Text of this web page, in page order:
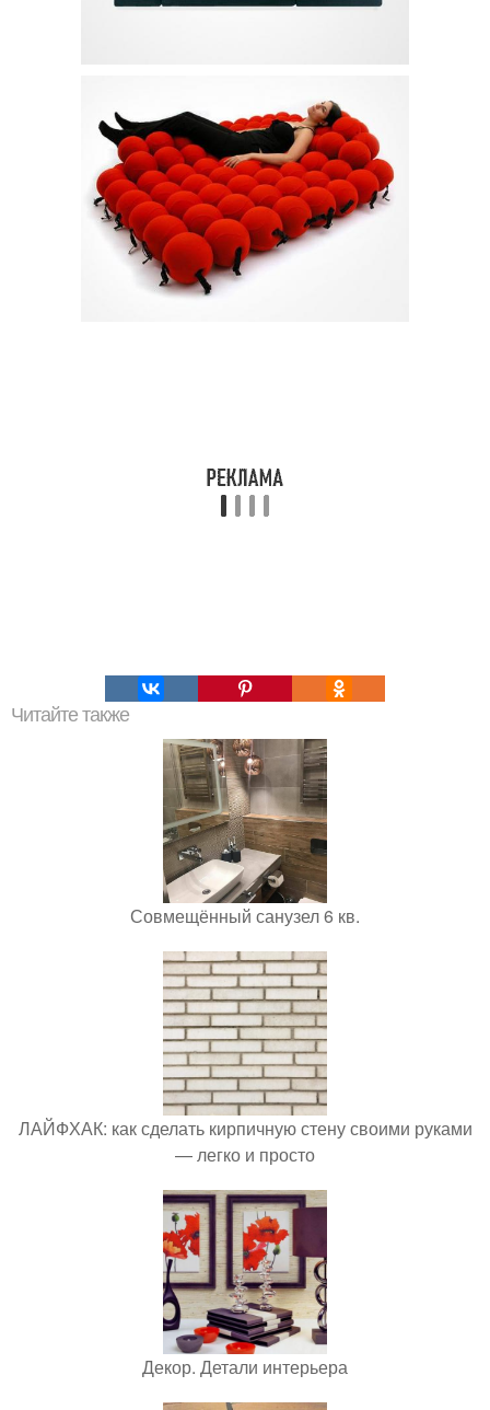
Читайте также
Совмещённый санузел 6 кв.
ЛАЙФХАК: как сделать кирпичную стену своими руками
— легко и просто
Декор. Детали интерьера